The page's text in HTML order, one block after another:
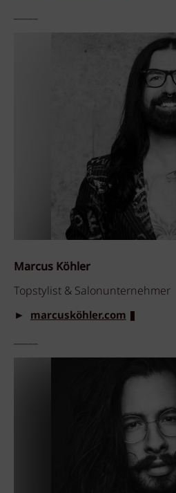
_____
Marcus Köhler
Topstylist & Salonunternehmer
► marcusköhler.com
_____